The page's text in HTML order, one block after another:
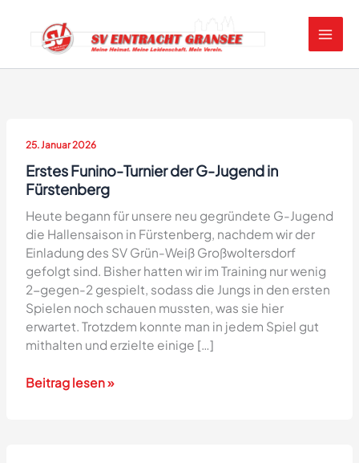
springen
25. Januar 2026
Erstes Funino-Turnier der G-Jugend in
Fürstenberg
Heute begann für unsere neu gegründete G-Jugend
die Hallensaison in Fürstenberg, nachdem wir der
Einladung des SV Grün-Weiß Großwoltersdorf
gefolgt sind. Bisher hatten wir im Training nur wenig
2-gegen-2 gespielt, sodass die Jungs in den ersten
Spielen noch schauen mussten, was sie hier
erwartet. Trotzdem konnte man in jedem Spiel gut
mithalten und erzielte einige […]
Erstes
Beitrag lesen »